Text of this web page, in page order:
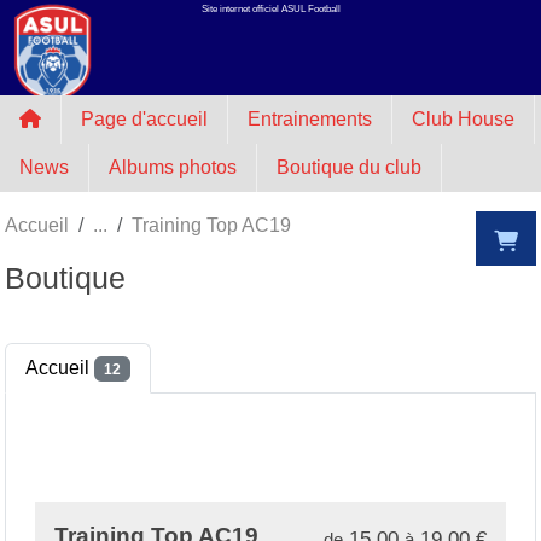
Site internet officiel ASUL Football
Page d'accueil Entrainements Club House
News Albums photos Boutique du club
Accueil Training Top AC19
Boutique
Accueil 12
Training Top AC19
Panneau de gestion des cookies